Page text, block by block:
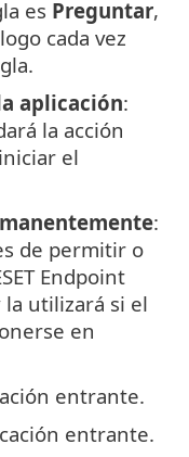
es Preguntar,
cada vez
aplicación:
la acción
el
:
de permitir o
Endpoint
utilizará si el
en
entrante.
entrante.